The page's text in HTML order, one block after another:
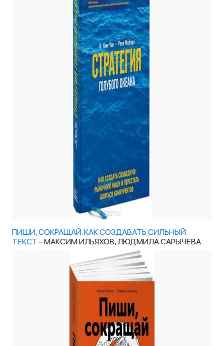
ПИШИ, СОКРАЩАЙ. КАК СОЗДАВАТЬ СИЛЬНЫЙ
ТЕКСТ – МАКСИМ ИЛЬЯХОВ, ЛЮДМИЛА САРЫЧЕВА